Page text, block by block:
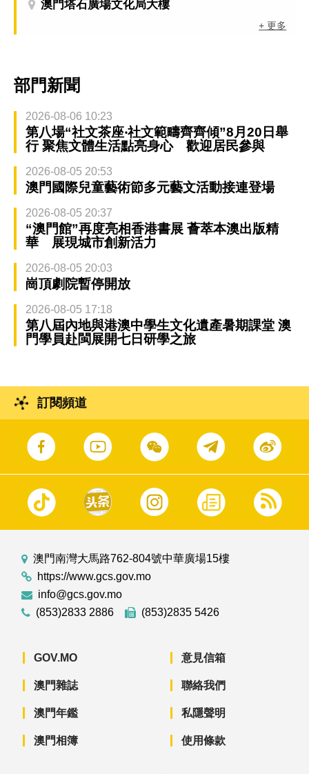
澳門塔石廣場文化局大樓
+ 更多
部門新聞
2026-08-06 10:23
第八場“社文茶座‧社文範疇齊齊傾”8月20日舉
行 聚焦文體生活點亮身心 歡迎居民參與
2026-08-05 20:53
澳門國際兒童藝術節多元藝文活動接連登場
2026-08-05 20:37
“澳門館”再度亮相香港書展 薈萃本澳出版精
華 展現城市創新活力
2026-08-05 20:03
崗頂劇院暫停開放
2026-08-05 17:18
第八屆內地與港澳中學生文化遺產暑期課堂 澳
門學員赴閩展開七日研學之旅
訂閱頻道
澳門南灣大馬路762-804號中華廣場15樓
https://www.gcs.gov.mo
info@gcs.gov.mo
(853)2833 2886
(853)2835 5426
GOV.MO
澳門雜誌
澳門年鑑
澳門相簿
意見信箱
聯絡我們
私隱聲明
使用條款